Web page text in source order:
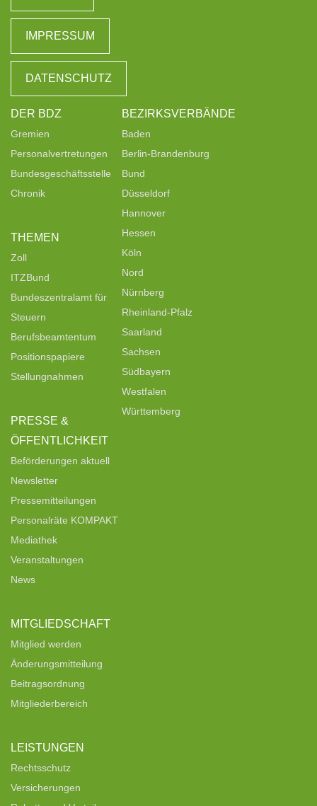
IMPRESSUM
DATENSCHUTZ
DER BDZ
Gremien
Personalvertretungen
Bundesgeschäftsstelle
Chronik
THEMEN
Zoll
ITZBund
Bundeszentralamt für
Steuern
Berufsbeamtentum
Positionspapiere
Stellungnahmen
PRESSE &
ÖFFENTLICHKEIT
Beförderungen aktuell
Newsletter
Pressemitteilungen
Personalräte KOMPAKT
Mediathek
Veranstaltungen
News
MITGLIEDSCHAFT
Mitglied werden
Änderungsmitteilung
Beitragsordnung
Mitgliederbereich
LEISTUNGEN
Rechtsschutz
Versicherungen
BEZIRKSVERBÄNDE
Baden
Berlin-Brandenburg
Bund
Düsseldorf
Hannover
Hessen
Köln
Nord
Nürnberg
Rheinland-Pfalz
Saarland
Sachsen
Südbayern
Westfalen
Württemberg